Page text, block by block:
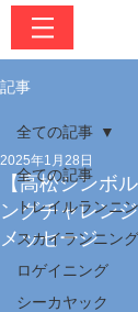
記事
全ての記事
トレイルランニ
スカイランニング
ロゲイニング
シーカヤック
全ての記事
【高松シンボ
ングチャレン
メッセージ
2025年1月28日